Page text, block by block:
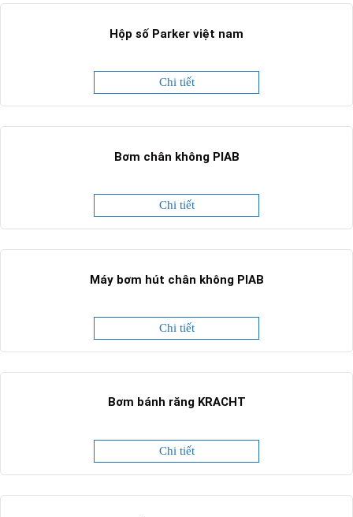
Hộp số Parker việt nam
Chi tiết
Bơm chân không PIAB
Chi tiết
Máy bơm hút chân không PIAB
Chi tiết
Bơm bánh răng KRACHT
Chi tiết